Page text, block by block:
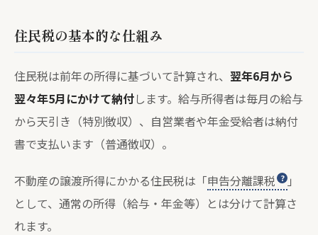
住民税の基本的な仕組み
住民税は前年の所得に基づいて計算され、 翌年6月から
翌々年5月にかけて納付します。給与所得者は毎月の給与
から天引き（特別徴収）、自営業者や年金受給者は納付
書で支払います（普通徴収）。
不動産の譲渡所得にかかる住民税は「申告分離課税
」
として、通常の所得（給与・年金等）とは分けて計算さ
れます。